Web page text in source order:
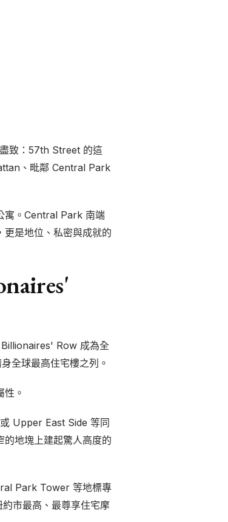
致：57th Street 的這
、毗鄰 Central Park
寓。Central Park 南端
是地位、私密與成就的
Row 成為全
全球最高住宅樓之列。
。
Upper East Side 等同
地塊上建起驚人高度的
Park Tower 等地標專
市最高、最尊享住宅摩